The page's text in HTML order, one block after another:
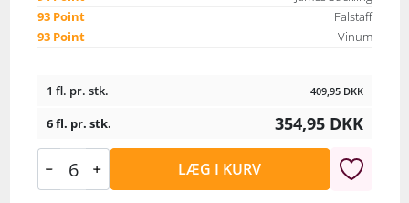
93 Point
Falstaff
93 Point
Vinum
1 fl. pr. stk. 409,95 DKK
6 fl. pr. stk. 354,95 DKK
LÆG I KURV